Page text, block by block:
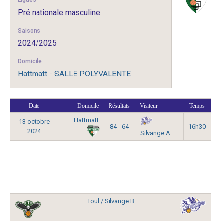
Pré nationale masculine
Saisons
2024/2025
Domicile
Hattmatt - SALLE POLYVALENTE
Date Domicile Résultats Visiteur Temps
13 octobre
2024
Hattmatt
84 - 64
Silvange A
16h30
Toul / Silvange B